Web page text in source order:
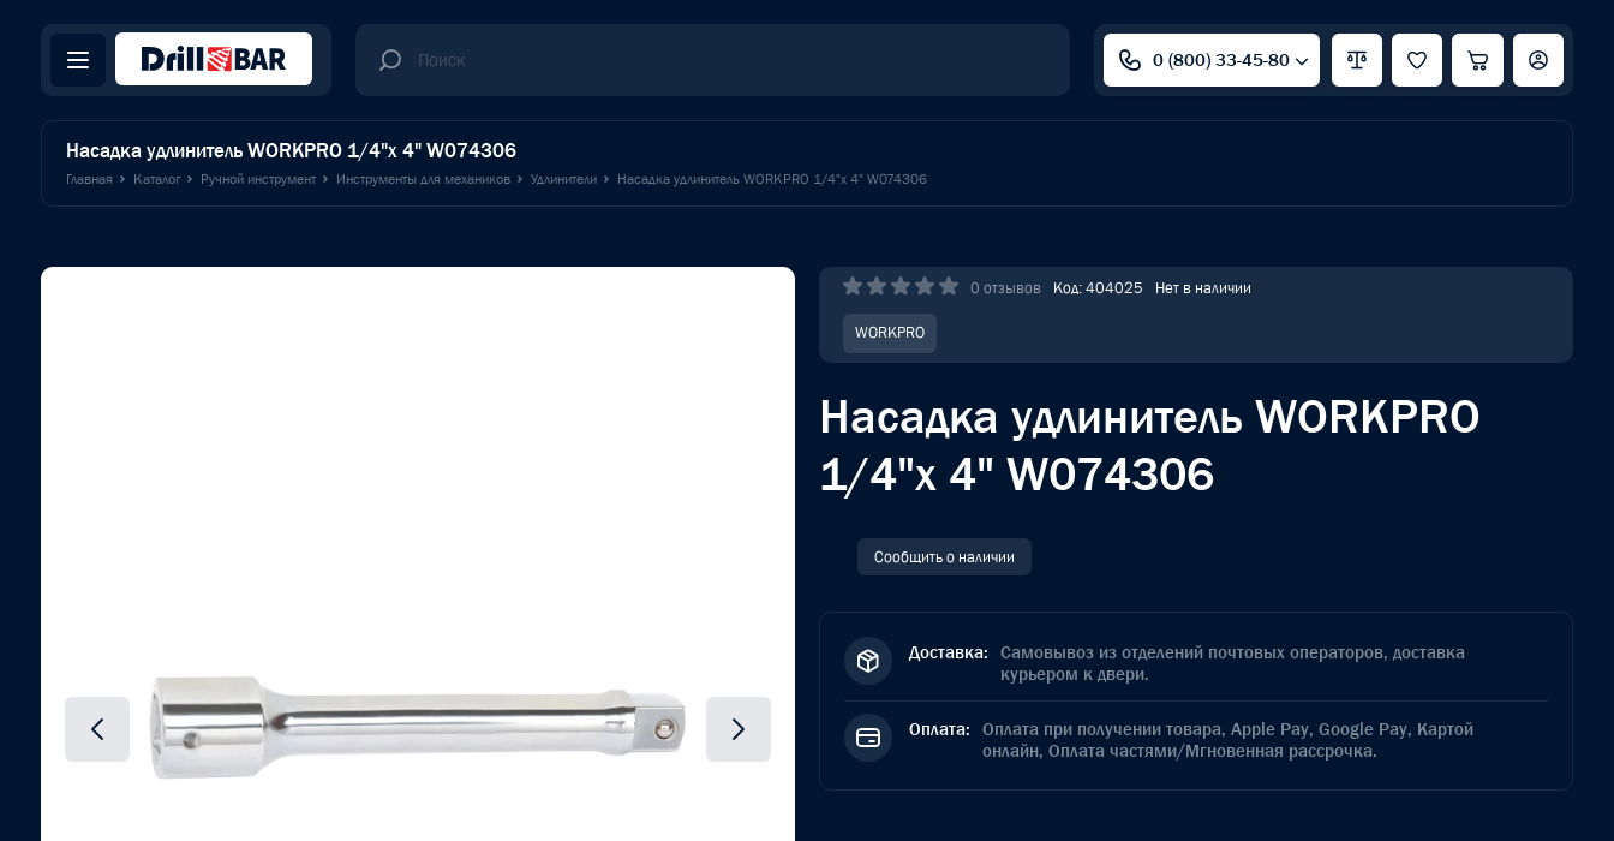
0 (800) 33-45-80
Насадка удлинитель WORKPRO 1/4"x 4" W074306
Главная Каталог Ручной инструмент Инструменты для механиков Удлинители Насадка удлинитель WORKPRO 1/4"x 4" W074306
0 отзывов Код: 404025 Нет в наличии
WORKPRO
Насадка удлинитель WORKPRO
1/4"x 4" W074306
Сообщить о наличии
Доставка: Самовывоз из отделений почтовых операторов, доставка
курьером к двери.
Оплата: Оплата при получении товара, Apple Pay, Google Pay, Картой
онлайн, Оплата частями/Мгновенная рассрочка.